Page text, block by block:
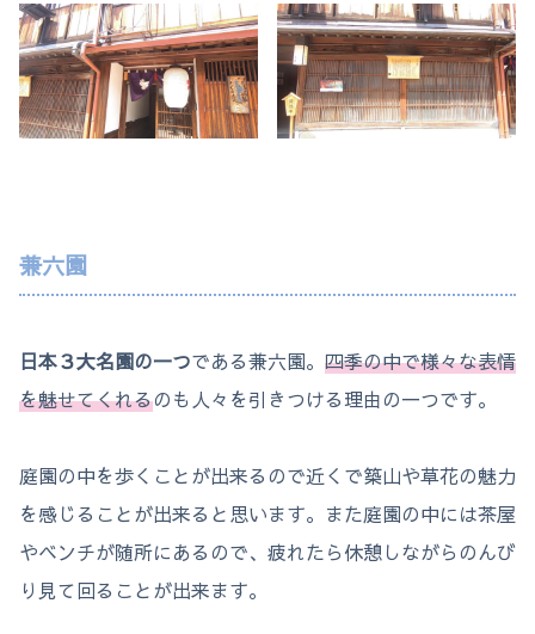
兼六園
日本３大名園の一つである兼六園。 四季の中で様々な表情
を魅せてくれるのも人々を引きつける理由の一つです。
庭園の中を歩くことが出来るので近くで築山や草花の魅力
を感じることが出来ると思います。また庭園の中には茶屋
やベンチが随所にあるので、疲れたら休憩しながらのんび
り見て回ることが出来ます。